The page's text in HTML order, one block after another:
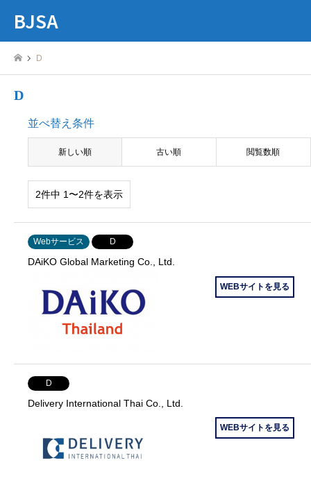
BJSA
D
D
並べ替え条件
新しい順 古い順 閲覧数順
2件中 1〜2件を表示
Webサービス D
DAiKO Global Marketing Co., Ltd.
WEBサイトを見る
D
Delivery International Thai Co., Ltd.
WEBサイトを見る